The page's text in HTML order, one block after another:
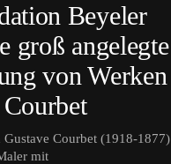
Beyeler
groß angelegte
von Werken
Gustave Courbet (1918-1877)
mit